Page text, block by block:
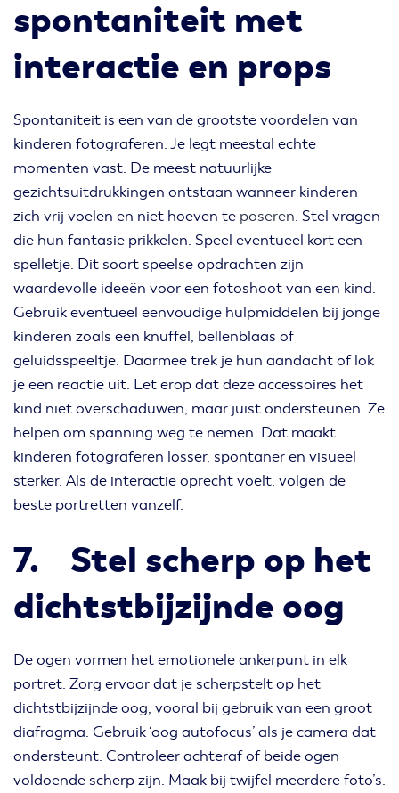
spontaniteit met
interactie en props
Spontaniteit is een van de grootste voordelen van
kinderen fotograferen. Je legt meestal echte
momenten vast. De meest natuurlijke
gezichtsuitdrukkingen ontstaan wanneer kinderen
zich vrij voelen en niet hoeven te poseren. Stel vragen
die hun fantasie prikkelen. Speel eventueel kort een
spelletje. Dit soort speelse opdrachten zijn
waardevolle ideeën voor een fotoshoot van een kind.
Gebruik eventueel eenvoudige hulpmiddelen bij jonge
kinderen zoals een knuffel, bellenblaas of
geluidsspeeltje. Daarmee trek je hun aandacht of lok
je een reactie uit. Let erop dat deze accessoires het
kind niet overschaduwen, maar juist ondersteunen. Ze
helpen om spanning weg te nemen. Dat maakt
kinderen fotograferen losser, spontaner en visueel
sterker. Als de interactie oprecht voelt, volgen de
beste portretten vanzelf.
7. Stel scherp op het
dichtstbijzijnde oog
De ogen vormen het emotionele ankerpunt in elk
portret. Zorg ervoor dat je scherpstelt op het
dichtstbijzijnde oog, vooral bij gebruik van een groot
diafragma. Gebruik ‘oog autofocus’ als je camera dat
ondersteunt. Controleer achteraf of beide ogen
voldoende scherp zijn. Maak bij twijfel meerdere foto’s.